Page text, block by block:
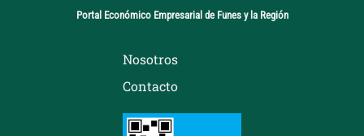
Portal Económico Empresarial de Funes y la Región
Nosotros
Contacto